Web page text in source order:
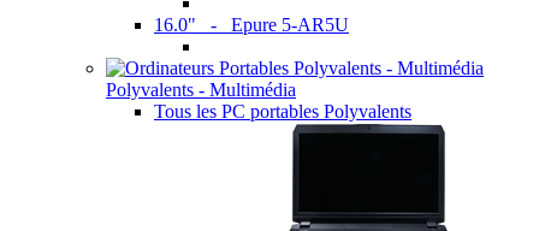
16.0" - Epure 5-AR5U
Polyvalents - Multimédia
Tous les PC portables Polyvalents